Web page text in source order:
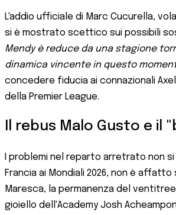
L'addio ufficiale di Marc Cucurella,
si è mostrato scettico sui possibili
Mendy è reduce da una stagione
dinamica vincente in questo
concedere fiducia ai connazionali
della Premier League.
Il rebus Malo Gusto e il
I problemi nel reparto arretrato non
Francia ai Mondiali 2026, non è
Maresca, la permanenza del
gioiello dell'Academy Josh